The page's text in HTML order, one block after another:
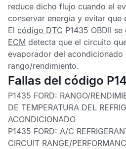
reduce dicho flujo cuando el
conservar energía y evitar que
El código DTC P1435 OBDII se
ECM detecta que el circuito
evaporador del acondicionado
rango/rendimiento.
Fallas del código
P1435 FORD: RANGO/
DE TEMPERATURA DEL
ACONDICIONADO
P1435 FORD: A/C
CIRCUIT RANGE/